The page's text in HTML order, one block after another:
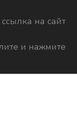
на сайт
и нажмите